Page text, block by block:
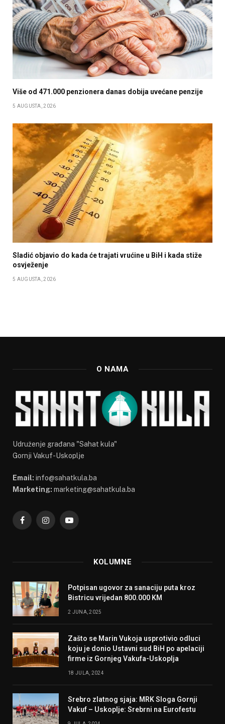
Više od 471.000 penzionera danas dobija uvećane penzije
5 AUGUSTA, 2026
Sladić objavio do kada će trajati vrućine u BiH i kada stiže
osvježenje
5 AUGUSTA, 2026
O NAMA
Udruženje građana "Sahat kula"
Gornji Vakuf-Uskoplje
Email: info@sahatkula.ba
Marketing: marketing@sahatkula.ba
FacebookInstagramYouTube
KOLUMNE
Potpisan ugovor za sanaciju puta kroz
Bistricu vrijedan 800.000 KM
2 JUNA, 2025
Zašto se Marin Vukoja usprotivio odluci
koju je donio Ustavni sud BiH po apelaciji
firme iz Gornjeg Vakufa-Uskoplja
18 JULA, 2024
Srebro zlatnog sjaja: MRK Sloga Gornji
Vakuf – Uskoplje: Srebrni na Eurofestu